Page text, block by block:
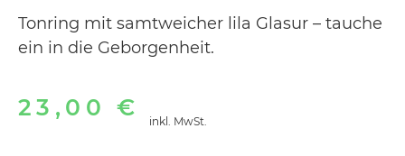
Tonring mit samtweicher lila Glasur – tauche
ein in die Geborgenheit.
23,00€ inkl. MwSt.